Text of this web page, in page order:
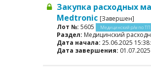
Закупка расходных
Medtronic [Завершен]
Лот №: 5605 Медицинский р/м по ТП
Раздел: Медицинский
Дата начала: 25.06.2025
Дата завершения: